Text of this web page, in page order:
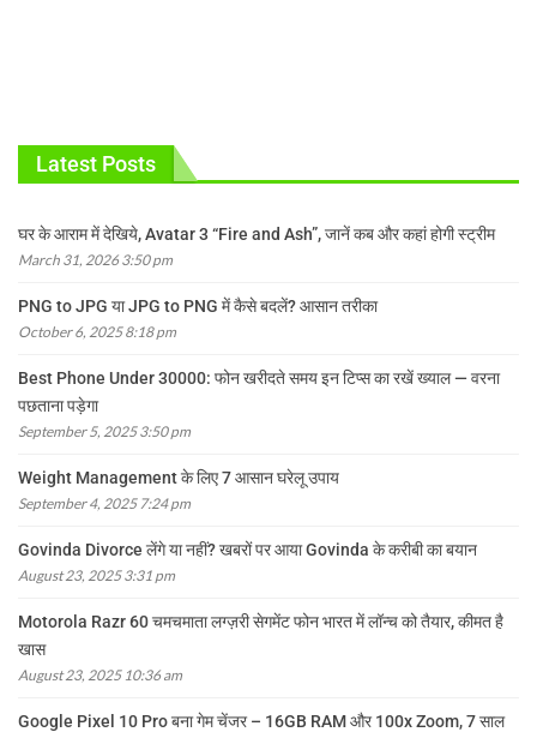
Latest Posts
घर के आराम में देखिये, Avatar 3 “Fire and Ash”, जानें कब और कहां होगी स्ट्रीम
March 31, 2026 3:50 pm
PNG to JPG या JPG to PNG में कैसे बदलें? आसान तरीका
October 6, 2025 8:18 pm
Best Phone Under 30000: फोन खरीदते समय इन टिप्स का रखें ख्याल — वरना
पछताना पड़ेगा
September 5, 2025 3:50 pm
Weight Management के लिए 7 आसान घरेलू उपाय
September 4, 2025 7:24 pm
Govinda Divorce लेंगे या नहीं? खबरों पर आया Govinda के करीबी का बयान
August 23, 2025 3:31 pm
Motorola Razr 60 चमचमाता लग्ज़री सेगमेंट फोन भारत में लॉन्च को तैयार, कीमत है
खास
August 23, 2025 10:36 am
Google Pixel 10 Pro बना गेम चेंजर – 16GB RAM और 100x Zoom, 7 साल